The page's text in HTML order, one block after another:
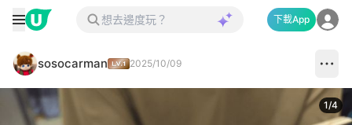
下載App
sosocarman 2025/10/09
1/4